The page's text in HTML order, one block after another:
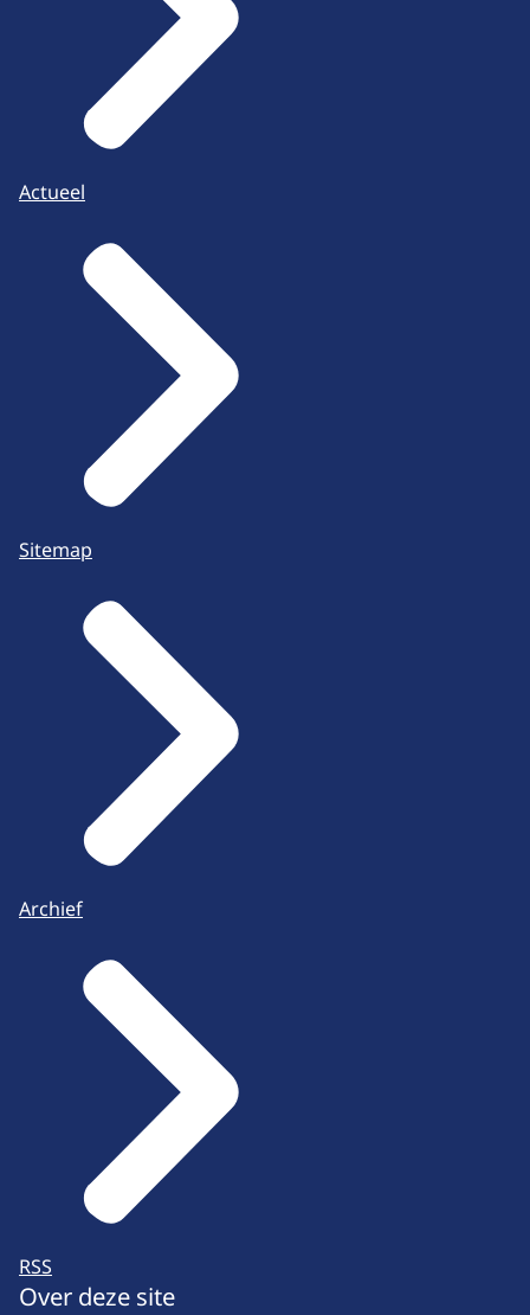
Actueel
Sitemap
Archief
RSS
Over deze site